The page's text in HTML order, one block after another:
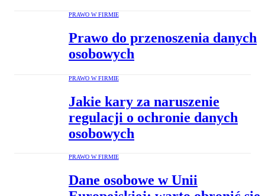
PRAWO W FIRMIE
Prawo do przenoszenia danych
osobowych
PRAWO W FIRMIE
Jakie kary za naruszenie
regulacji o ochronie danych
osobowych
PRAWO W FIRMIE
Dane osobowe w Unii